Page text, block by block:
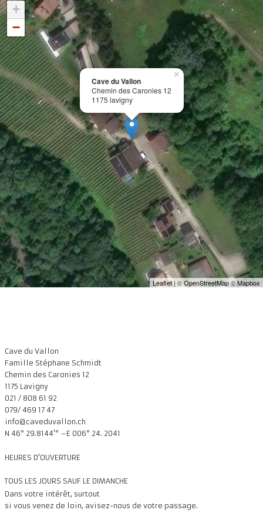
Cave du Vallon
Chemin des Caronies 12
1175 lavigny
×
+
−
Leaflet| ©OpenStreetMap©Mapbox
Cave du Vallon
Famille Stéphane Schmidt
Chemin des Caronies 12
1175 Lavigny
021 / 808 61 92
079/ 469 17 47
info@caveduvallon.ch
N 46° 29.8144'° –E 006° 24. 2041
HEURES D'OUVERTURE
TOUS LES JOURS SAUF LE DIMANCHE
Dans votre intérêt, surtout
si vous venez de loin, avisez-nous de votre passage.